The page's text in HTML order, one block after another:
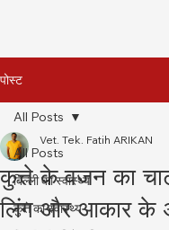
पोस्ट
All Posts
बिल्ली का स्वास्थ्य
कुत्ते का स्वास्थ्य
All Posts
कुत्ते के वजन का
लिंग और आकार के
Vet. Tek. Fatih ARIKAN